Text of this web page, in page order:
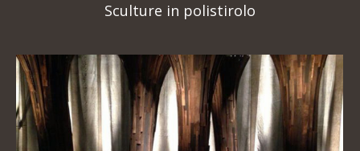
Sculture in polistirolo